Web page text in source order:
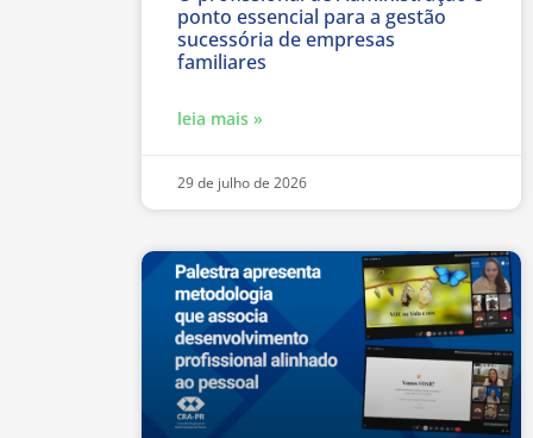
ponto essencial para a gestão
sucessória de empresas
familiares
leia mais »
29 de julho de 2026